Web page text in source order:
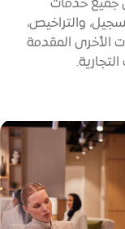
جميع خدمات
والتراخيص،
الأخرى المقدمة